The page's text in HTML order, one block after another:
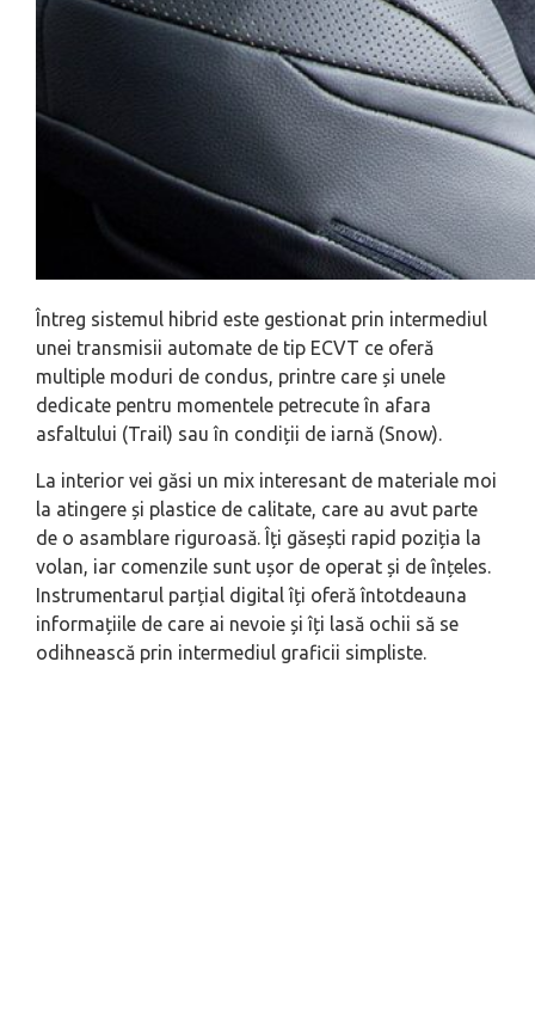
Întreg sistemul hibrid este gestionat prin intermediul
unei transmisii automate de tip ECVT ce oferă
multiple moduri de condus, printre care și unele
dedicate pentru momentele petrecute în afara
asfaltului (Trail) sau în condiții de iarnă (Snow).
La interior vei găsi un mix interesant de materiale moi
la atingere și plastice de calitate, care au avut parte
de o asamblare riguroasă. Îți găsești rapid poziția la
volan, iar comenzile sunt ușor de operat și de înțeles.
Instrumentarul parțial digital îți oferă întotdeauna
informațiile de care ai nevoie și îți lasă ochii să se
odihnească prin intermediul graficii simpliste.